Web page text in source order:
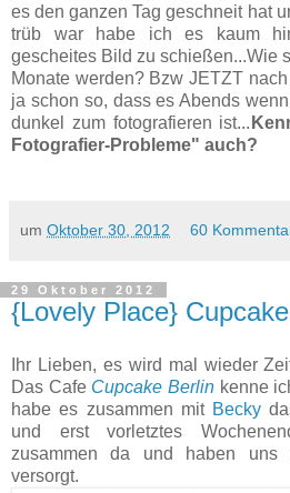
es den ganzen Tag geschneit hat
trüb war habe ich es kaum
gescheites Bild zu schießen...Wie
Monate werden? Bzw JETZT
ja schon so, dass es Abends
dunkel zum fotografieren ist...
Fotografier-Probleme" auch?
um Oktober 30, 2012 60
29 Oktober 2012
{Lovely Place}
Ihr Lieben, es wird mal wieder
Das Cafe Cupcake Berlin kenne
habe es zusammen mit Becky
und erst vorletztes
zusammen da und haben uns
versorgt.